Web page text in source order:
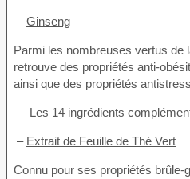
–Ginseng
Parmi les nombreuses vertus de
retrouve des propriétés anti-
ainsi que des propriétés
Les 14 ingrédients
– Extrait de Feuille de Thé Vert
Connu pour ses propriétés brûle-